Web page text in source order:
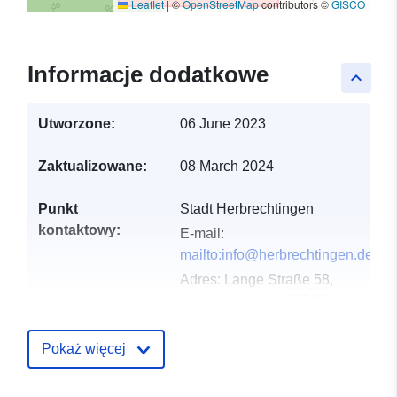
Leaflet|©OpenStreetMapcontributors ©GISCO
keyboard_arrow_up
Informacje dodatkowe
Utworzone: 06 June 2023
Zaktualizowane: 08 March 2024
Punkt
kontaktowy:
Stadt Herbrechtingen
E-mail:
mailto:info@herbrechtingen.de
Adres:
Lange Straße 58,
Pokaż więcej